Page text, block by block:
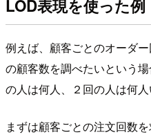
LOD表現を使った例
例えば、顧客ごとのオーダ
の顧客数を調べたいという
の人は何人、２回の人は何人
まずは顧客ごとの注文回数